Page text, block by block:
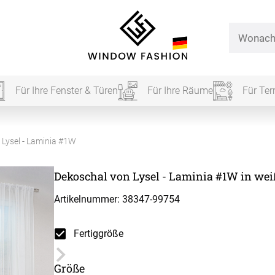
Für Ihre Fenster & Türen Für Ihre Räume Für
- Laminia #1W
Dekoschal von Lysel - Laminia #1W in
Artikelnummer: 38347-99754
Fertiggröße
Größe